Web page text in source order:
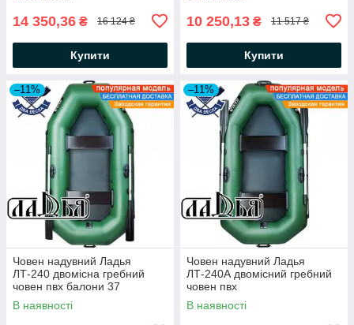
14 350,36 ₴ 16 124 ₴
Купити
10 250,13 ₴ 11 517 ₴
Купити
–11%
Човен надувний Ладья
ЛТ-240 двомісна гребний
човен пвх балони 37
В наявності
–11%
Човен надувний Ладья
ЛТ-240А двомісний гребний
човен пвх
В наявності